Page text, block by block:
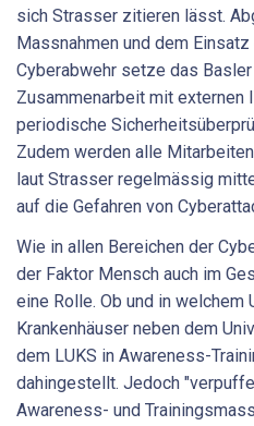
sich Strasser zitieren lässt.
Massnahmen und dem
Cyberabwehr setze das
Zusammenarbeit mit externen
periodische
Zudem werden alle
laut Strasser regelmässig
auf die Gefahren von
Wie in allen Bereichen der
der Faktor Mensch auch im
eine Rolle. Ob und in welchem
Krankenhäuser neben dem
dem LUKS in Awareness-
dahingestellt. Jedoch
Awareness- und